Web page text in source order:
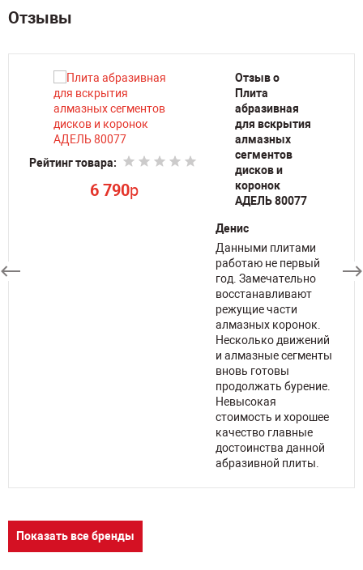
Отзывы
Рейтинг товара:
6 790p
Отзыв о
Плита
абразивная
для вскрытия
алмазных
сегментов
дисков и
коронок
АДЕЛЬ 80077
Денис
Данными плитами
работаю не первый
год. Замечательно
восстанавливают
режущие части
алмазных коронок.
Несколько движений
и алмазные сегменты
вновь готовы
продолжать бурение.
Невысокая
стоимость и хорошее
качество главные
достоинства данной
абразивной плиты.
Показать все бренды